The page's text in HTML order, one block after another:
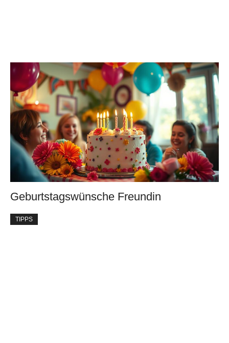
Geburtstagswünsche Freundin
TIPPS